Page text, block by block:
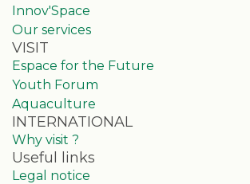
Innov'Space
Our services
VISIT
Espace for the Future
Youth Forum
Aquaculture
INTERNATIONAL
Why visit ?
Useful links
Legal notice